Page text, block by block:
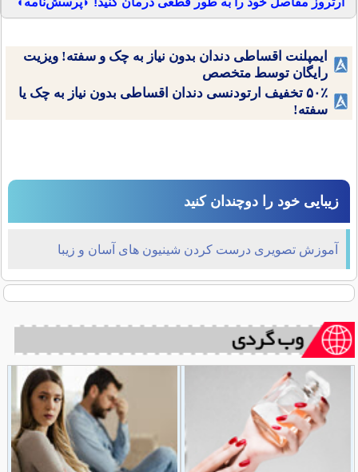
ایمپلنت اقساطی دندان بدون نیاز به چک و سفته! ویزیت
رایگان توسط متخصص
۵۰٪ تخفیف ارتودنسی دندان اقساطی بدون نیاز به چک یا
سفته!
زیبایی خود را دوچندان کنید
آموزش تصویری درست کردن شینیون های آسان و زیبا